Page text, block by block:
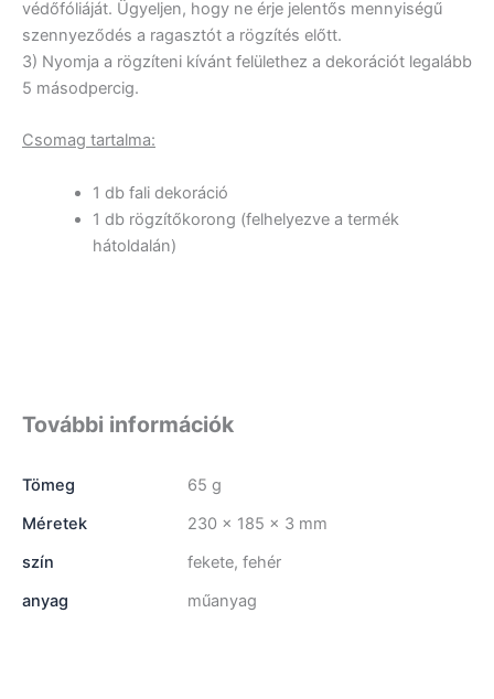
védőfóliáját. Ügyeljen, hogy ne érje jelentős mennyiségű
szennyeződés a ragasztót a rögzítés előtt.
3) Nyomja a rögzíteni kívánt felülethez a dekorációt legalább
5 másodpercig.
Csomag tartalma:
1 db fali dekoráció
1 db rögzítőkorong (felhelyezve a termék
hátoldalán)
További információk
Tömeg
65 g
Méretek
230 × 185 × 3 mm
szín
fekete, fehér
anyag
műanyag